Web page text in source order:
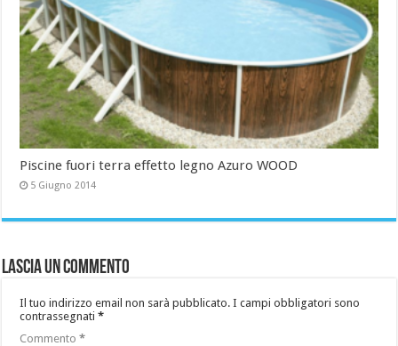
Piscine fuori terra effetto legno Azuro WOOD
5 Giugno 2014
Lascia un commento
Il tuo indirizzo email non sarà pubblicato. I campi obbligatori sono
contrassegnati*
Commento*